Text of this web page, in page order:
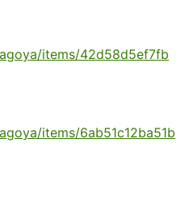
items/42d58d5ef7fb
items/6ab51c12ba51b